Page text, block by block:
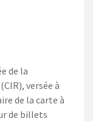
de la
versée à
de la carte à
de billets